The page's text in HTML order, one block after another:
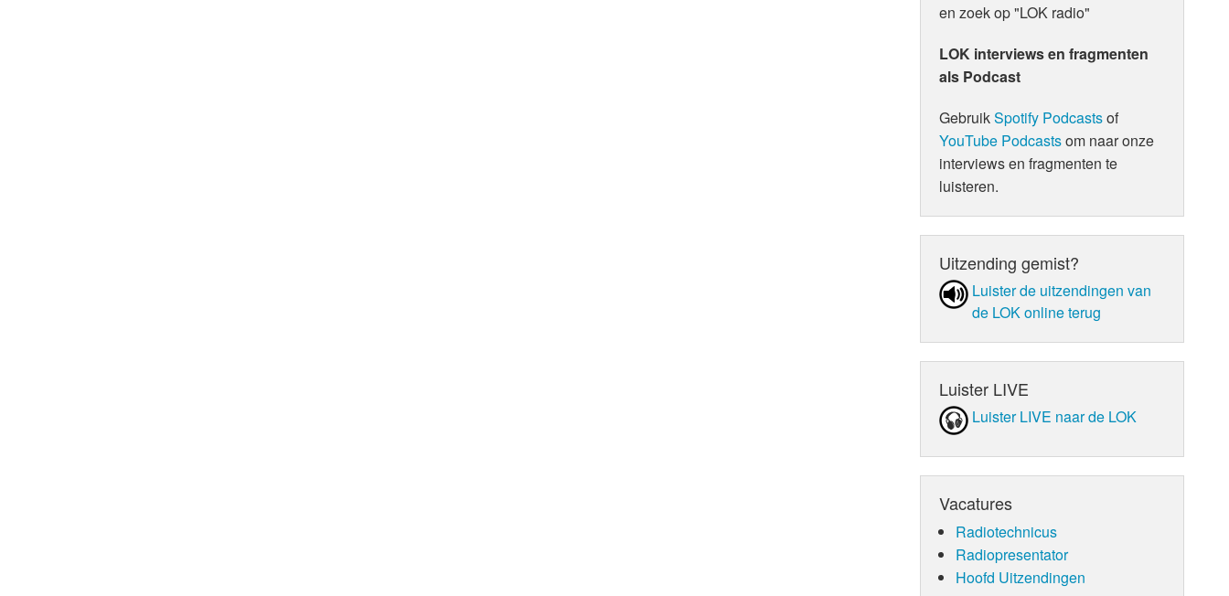
en zoek op "LOK radio"
LOK interviews en fragmenten
als Podcast
GebruikSpotify Podcastsof
YouTube Podcastsom naar onze
interviews en fragmenten te
luisteren.
Uitzending gemist?
Luister de uit­zen­din­gen van
de LOK online terug
Luister LIVE
Luister LIVE naar de LOK
Vacatures
Radiotechnicus
Radiopresentator
Hoofd Uitzendingen